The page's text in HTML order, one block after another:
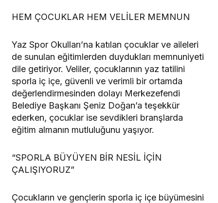
HEM ÇOCUKLAR HEM VELİLER MEMNUN
Yaz Spor Okulları’na katılan çocuklar ve aileleri
de sunulan eğitimlerden duydukları memnuniyeti
dile getiriyor. Veliler, çocuklarının yaz tatilini
sporla iç içe, güvenli ve verimli bir ortamda
değerlendirmesinden dolayı Merkezefendi
Belediye Başkanı Şeniz Doğan’a teşekkür
ederken, çocuklar ise sevdikleri branşlarda
eğitim almanın mutluluğunu yaşıyor.
“SPORLA BÜYÜYEN BİR NESİL İÇİN
ÇALIŞIYORUZ”
Çocukların ve gençlerin sporla iç içe büyümesini